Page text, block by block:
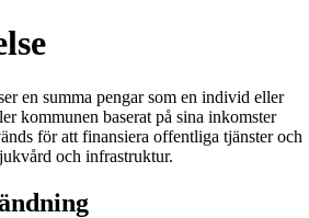
en summa pengar som en individ eller
kommunen baserat på sina inkomster
för att finansiera offentliga tjänster och
och infrastruktur.